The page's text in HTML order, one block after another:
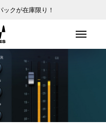
クが在庫限り！